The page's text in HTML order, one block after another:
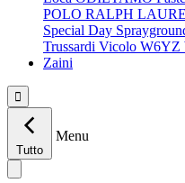
POLO RALPH
Special Day
Trussardi Vicolo W6YZ
Zaini

Tutto
Menu